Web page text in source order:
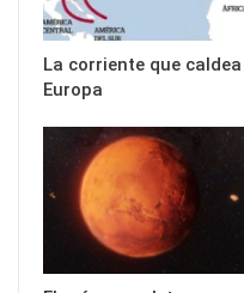
La corriente que caldea
Europa